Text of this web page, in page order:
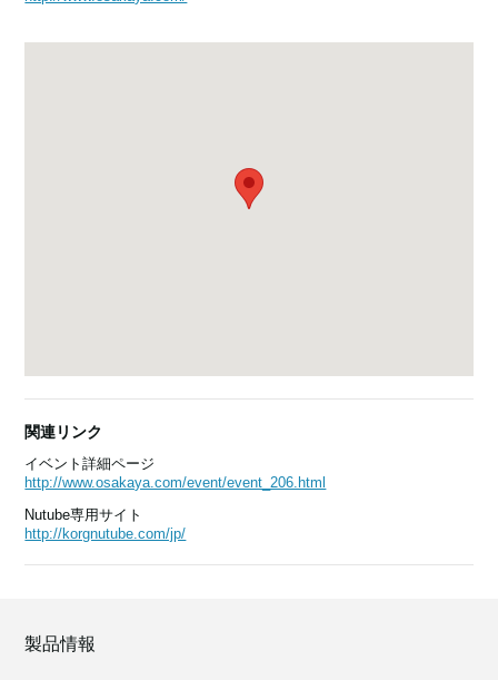
関連リンク
イベント詳細ページ
http://www.osakaya.com/event/event_206.html
Nutube専用サイト
http://korgnutube.com/jp/
製品情報